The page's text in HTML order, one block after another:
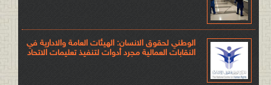
الوطني لحقوق الانسان: الهيئات العامة والادارية في
النقابات العمالية مجرد أدوات لتنفيذ تعليمات الاتحاد